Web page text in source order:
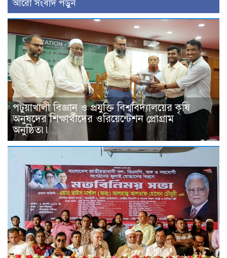
আরো সংবাদ পড়ুন
পটুয়াখালী বিজ্ঞান ও প্রযুক্তি বিশ্ববিদ্যালয়ের কৃষি
অনুষদের শিক্ষার্থীদের ওরিয়েন্টেশন প্রোগ্রাম
অনুষ্ঠিত৷৷